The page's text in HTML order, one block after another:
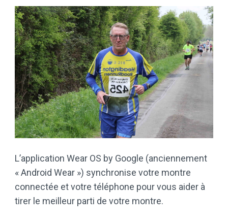
L’application Wear OS by Google (anciennement
« Android Wear ») synchronise votre montre
connectée et votre téléphone pour vous aider à
tirer le meilleur parti de votre montre.